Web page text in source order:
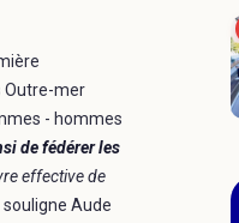
Outre-mer
- hommes
de fédérer les
effective de
souligne Aude